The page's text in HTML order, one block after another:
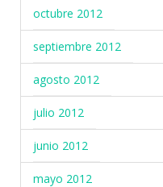
octubre 2012
septiembre 2012
agosto 2012
julio 2012
junio 2012
mayo 2012